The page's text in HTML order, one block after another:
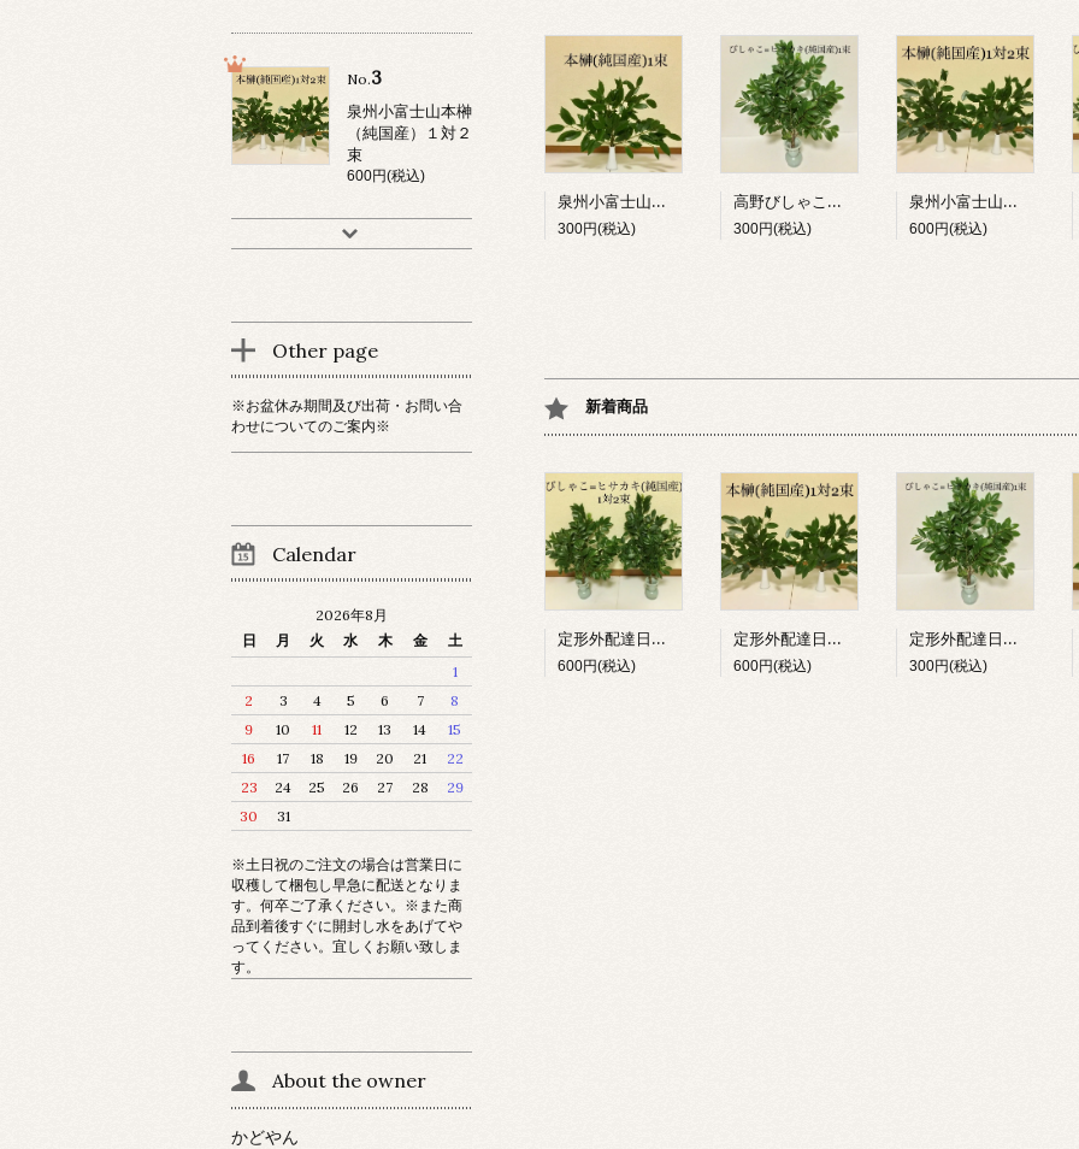
泉州小富士山本榊（純国産）１束
300円(税込)
高野びしゃこ＝ヒサカキ（純国産）１束
300円(税込)
泉州小富士山本榊（純国産）１対２束
600円(税込)
新着商品
定形外配達日指定（土日祝）専用 高野びしゃこ＝ヒサカキ（純国産）１対２束
600円(税込)
定形外配達日指定（土日祝）専用 泉州小富士山本榊（純国産）１対２束
600円(税込)
定形外配達日指定（土日祝）専用 高野びしゃこ＝ヒサカキ（純国産）１束
300円(税込)
No.3
泉州小富士山本榊
（純国産）１対２
束
600円(税込)
Other page
※お盆休み期間及び出荷・お問い合
わせについてのご案内※
Calendar
2026年8月
日
月 火 水 木 金
土
1
2
3 4 5 6 7
8
9
10 11 12 13 14
15
16
17 18 19 20 21
22
23
24 25 26 27 28
29
30
31
※土日祝のご注文の場合は営業日に
収穫して梱包し早急に配送となりま
す。何卒ご了承ください。※また商
品到着後すぐに開封し水をあげてや
ってください。宜しくお願い致しま
す。
About the owner
かどやん